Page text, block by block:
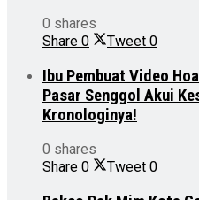
0 shares
Share 0 Tweet 0
Ibu Pembuat Video
Pasar Senggol Akui
Kronologinya!
0 shares
Share 0 Tweet 0